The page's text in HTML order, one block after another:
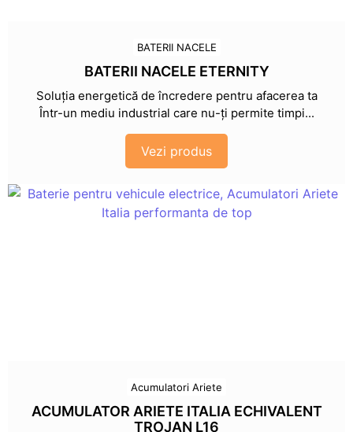
BATERII NACELE
BATERII NACELE ETERNITY
Soluția energetică de încredere pentru afacerea ta
Într-un mediu industrial care nu-ți permite timpi...
Vezi produs
Acumulatori Ariete
ACUMULATOR ARIETE ITALIA ECHIVALENT
TROJAN L16